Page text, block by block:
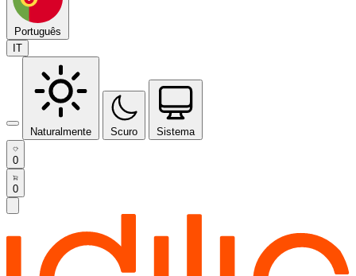
Português
IT
Naturalmente Scuro Sistema
0
0